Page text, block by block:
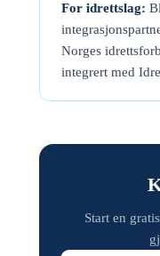
For idrettslag:
Norges
integrert med
Start en